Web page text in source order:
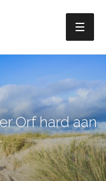
Orf hard aan